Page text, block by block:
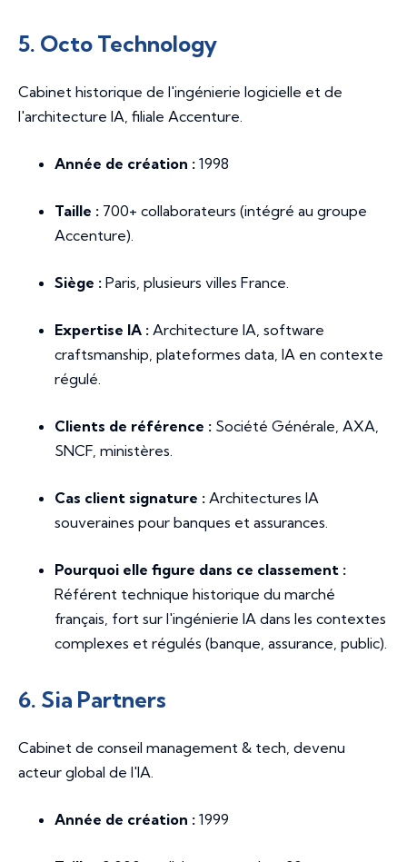
5. Octo Technology
Cabinet historique de l'ingénierie logicielle et de
l'architecture IA, filiale Accenture.
Année de création : 1998
Taille : 700+ collaborateurs (intégré au groupe
Accenture).
Siège : Paris, plusieurs villes France.
Expertise IA : Architecture IA, software
craftsmanship, plateformes data, IA en contexte
régulé.
Clients de référence : Société Générale, AXA,
SNCF, ministères.
Cas client signature : Architectures IA
souveraines pour banques et assurances.
Pourquoi elle figure dans ce classement :
Référent technique historique du marché
français, fort sur l'ingénierie IA dans les contextes
complexes et régulés (banque, assurance, public).
6. Sia Partners
Cabinet de conseil management & tech, devenu
acteur global de l'IA.
Année de création : 1999